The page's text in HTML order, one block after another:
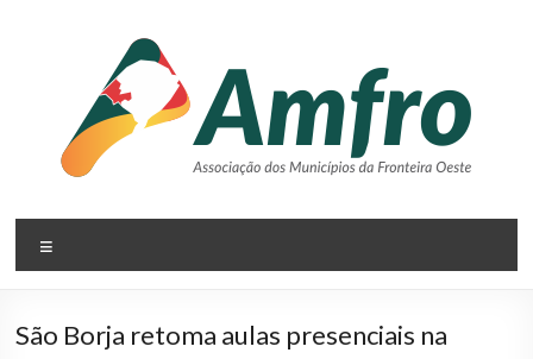
AMFRO
–
Associação
São Borja retoma aulas presenciais na